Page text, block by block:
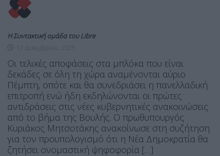
Η Συντακτική ομάδα του Libre
Οι τελικές αποφάσεις στα μπλόκα που είναι
δεκάδες σε όλη τη χώρα αναμένονται αύριο
Πέμπτη, οπότε και θα συνεδριάσει η πανελλαδική
επιτροπή ενώ ήδη εκδηλώνονται οι πρώτες
αντιδράσεις στις νέες κυβερνητικές ανακοινώσεις
από το βήμα της Βουλής. Ο πρωθυπουργός
Κυριάκος Μητσοτάκης ανακοίνωσε στη συζήτηση
για τον προϋπολογισμό ότι η Νέα Δημοκρατία θα
ζητήσει ονομαστική ψηφοφορία […]